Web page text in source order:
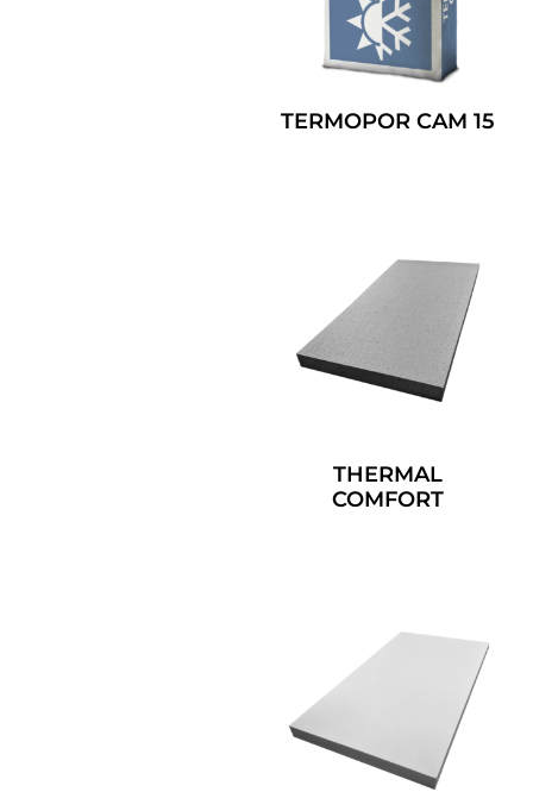
TERMOPOR CAM 15
THERMAL
COMFORT